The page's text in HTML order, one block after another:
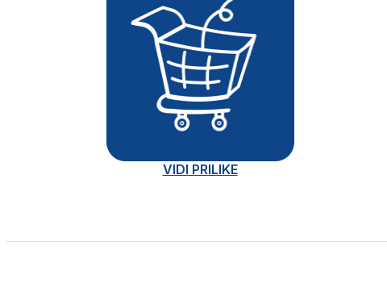
VIDI PRILIKE